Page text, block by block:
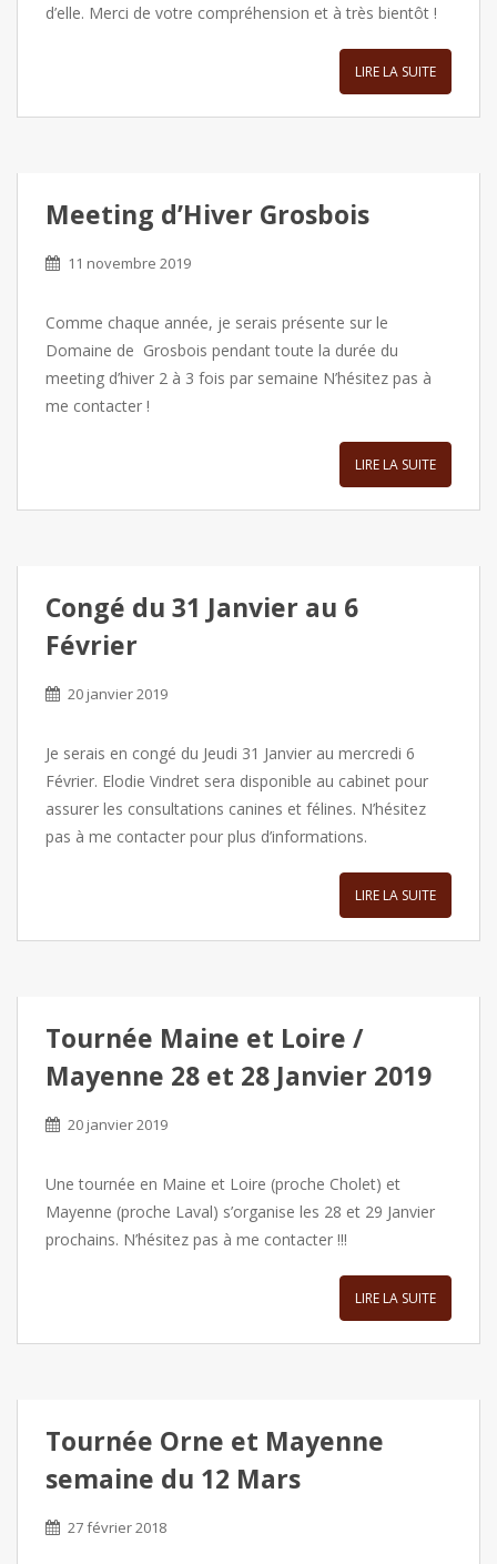
d’elle. Merci de votre compréhension et à très bientôt !
LIRE LA SUITE
Meeting d’Hiver Grosbois
11 novembre 2019
Comme chaque année, je serais présente sur le
Domaine de Grosbois pendant toute la durée du
meeting d’hiver 2 à 3 fois par semaine N’hésitez pas à
me contacter !
LIRE LA SUITE
Congé du 31 Janvier au 6
Février
20 janvier 2019
Je serais en congé du Jeudi 31 Janvier au mercredi 6
Février. Elodie Vindret sera disponible au cabinet pour
assurer les consultations canines et félines. N’hésitez
pas à me contacter pour plus d’informations.
LIRE LA SUITE
Tournée Maine et Loire /
Mayenne 28 et 28 Janvier 2019
20 janvier 2019
Une tournée en Maine et Loire (proche Cholet) et
Mayenne (proche Laval) s’organise les 28 et 29 Janvier
prochains. N’hésitez pas à me contacter !!!
LIRE LA SUITE
Tournée Orne et Mayenne
semaine du 12 Mars
27 février 2018